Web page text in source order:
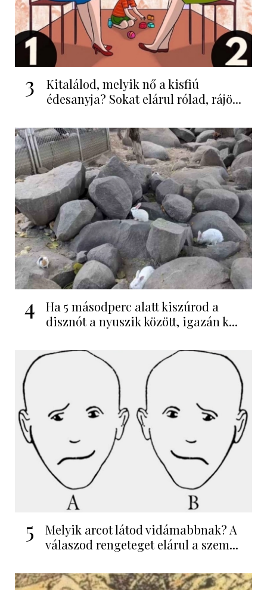
3
Kitalálod, melyik nő a kisfiú
édesanyja? Sokat elárul rólad, rájö...
4
Ha 5 másodperc alatt kiszúrod a
disznót a nyuszik között, igazán k...
5
Melyik arcot látod vidámabbnak? A
válaszod rengeteget elárul a szem...